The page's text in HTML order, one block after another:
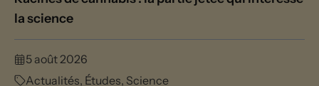
la science
5 août 2026
Actualités, Études, Science